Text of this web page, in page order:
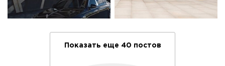
Показать еще 40 постов